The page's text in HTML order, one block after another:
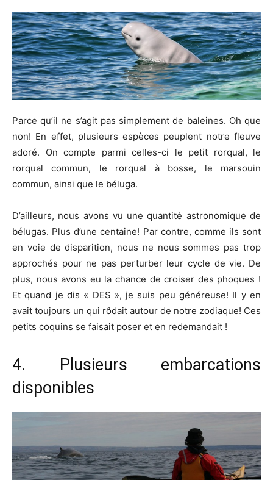
Parce qu’il ne s’agit pas simplement de baleines. Oh que
non! En effet, plusieurs espèces peuplent notre fleuve
adoré. On compte parmi celles-ci le petit rorqual, le
rorqual commun, le rorqual à bosse, le marsouin
commun, ainsi que le béluga.
D’ailleurs, nous avons vu une quantité astronomique de
bélugas. Plus d’une centaine! Par contre, comme ils sont
en voie de disparition, nous ne nous sommes pas trop
approchés pour ne pas perturber leur cycle de vie. De
plus, nous avons eu la chance de croiser des phoques !
Et quand je dis « DES », je suis peu généreuse! Il y en
avait toujours un qui rôdait autour de notre zodiaque! Ces
petits coquins se faisait poser et en redemandait !
4. Plusieurs embarcations
disponibles